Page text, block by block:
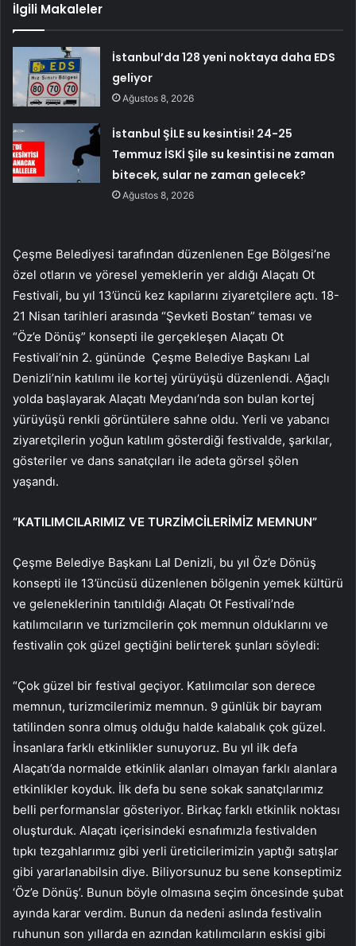
İlgili Makaleler
İstanbul’da 128 yeni noktaya daha EDS
geliyor
Ağustos 8, 2026
İstanbul ŞİLE su kesintisi! 24-25
Temmuz İSKİ Şile su kesintisi ne zaman
bitecek, sular ne zaman gelecek?
Ağustos 8, 2026
Çeşme Belediyesi tarafından düzenlenen Ege Bölgesi’ne
özel otların ve yöresel yemeklerin yer aldığı Alaçatı Ot
Festivali, bu yıl 13’üncü kez kapılarını ziyaretçilere açtı. 18-
21 Nisan tarihleri arasında “Şevketi Bostan” teması ve
“Öz’e Dönüş” konsepti ile gerçekleşen Alaçatı Ot
Festivali’nin 2. gününde Çeşme Belediye Başkanı Lal
Denizli’nin katılımı ile kortej yürüyüşü düzenlendi. Ağaçlı
yolda başlayarak Alaçatı Meydanı’nda son bulan kortej
yürüyüşü renkli görüntülere sahne oldu. Yerli ve yabancı
ziyaretçilerin yoğun katılım gösterdiği festivalde, şarkılar,
gösteriler ve dans sanatçıları ile adeta görsel şölen
yaşandı.
“KATILIMCILARIMIZ VE TURZİMCİLERİMİZ MEMNUN”
Çeşme Belediye Başkanı Lal Denizli, bu yıl Öz’e Dönüş
konsepti ile 13’üncüsü düzenlenen bölgenin yemek kültürü
ve geleneklerinin tanıtıldığı Alaçatı Ot Festivali’nde
katılımcıların ve turizmcilerin çok memnun olduklarını ve
festivalin çok güzel geçtiğini belirterek şunları söyledi:
“Çok güzel bir festival geçiyor. Katılımcılar son derece
memnun, turizmcilerimiz memnun. 9 günlük bir bayram
tatilinden sonra olmuş olduğu halde kalabalık çok güzel.
İnsanlara farklı etkinlikler sunuyoruz. Bu yıl ilk defa
Alaçatı’da normalde etkinlik alanları olmayan farklı alanlara
etkinlikler koyduk. İlk defa bu sene sokak sanatçılarımız
belli performanslar gösteriyor. Birkaç farklı etkinlik noktası
oluşturduk. Alaçatı içerisindeki esnafımızla festivalden
tıpkı tezgahlarımız gibi yerli üreticilerimizin yaptığı satışlar
gibi yararlanabilsin diye. Biliyorsunuz bu sene konseptimiz
‘Öz’e Dönüş’. Bunun böyle olmasına seçim öncesinde şubat
ayında karar verdim. Bunun da nedeni aslında festivalin
ruhunun son yıllarda en azından katılımcıların eskisi gibi